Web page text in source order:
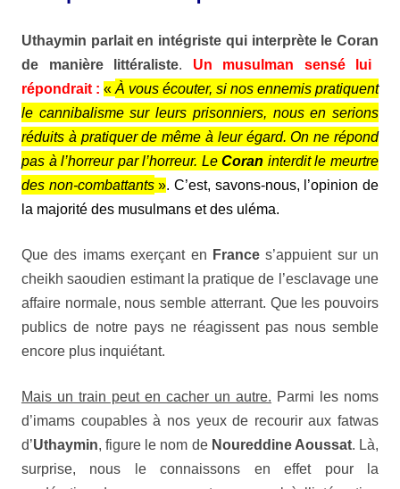
Uthaymin parlait en intégriste qui interprète le Coran
de manière littéraliste. Un musulman sensé lui
répondrait : « À vous écouter, si nos ennemis pratiquent
le cannibalisme sur leurs prisonniers, nous en serions
réduits à pratiquer de même à leur égard. On ne répond
pas à l’horreur par l’horreur. LeCoran interdit le meurtre
des non-combattants». C’est, savons-nous, l’opinion de
la majorité des musulmans et des uléma.
Que des imams exerçant en Frances’appuient sur un
cheikh saoudien estimant la pratique de l’esclavage une
affaire normale, nous semble atterrant. Que les pouvoirs
publics de notre pays ne réagissent pas nous semble
encore plus inquiétant.
Mais un train peut en cacher un autre. Parmi les noms
d’imams coupables à nos yeux de recourir aux fatwas
d’Uthaymin, figure le nom de Noureddine Aoussat. Là,
surprise, nous le connaissons en effet pour la